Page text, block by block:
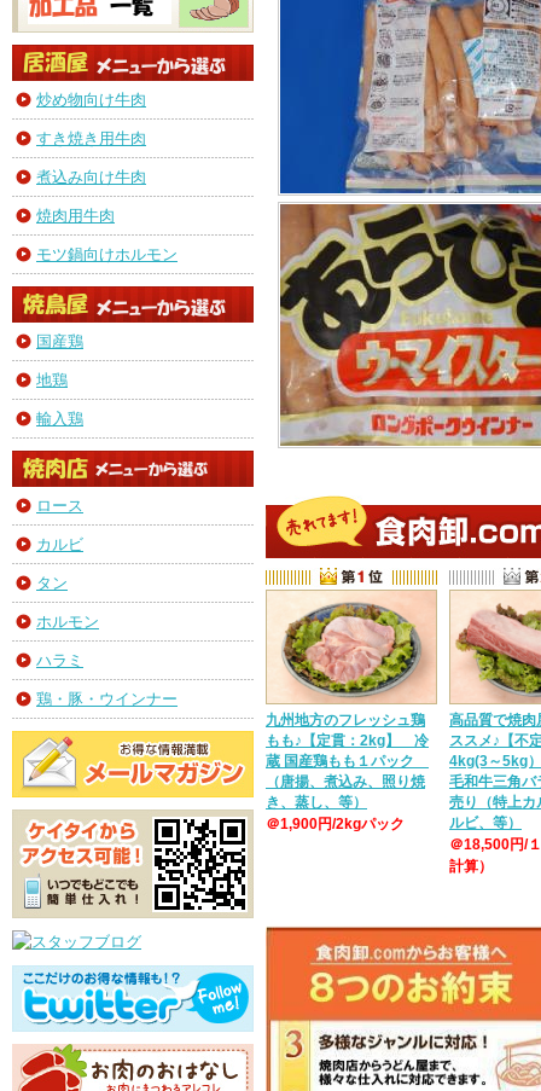
炒め物向け牛肉
すき焼き用牛肉
煮込み向け牛肉
焼肉用牛肉
モツ鍋向けホルモン
国産鶏
地鶏
輸入鶏
ロース
カルビ
タン
ホルモン
ハラミ
鶏・豚・ウインナー
九州地方のフレッシュ鶏
もも♪【定貫：2kg】 冷
蔵 国産鶏もも１パック
（唐揚、煮込み、照り焼
き、蒸し、等）
＠1,900円/2kgパック
高品質で焼肉
ススメ♪【不
4kg(3～5kg
毛和牛三角バ
売り（特上カ
ルビ、等）
＠18,500円/
計算）